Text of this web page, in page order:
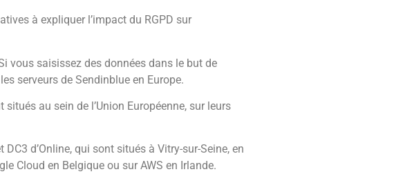
à expliquer l’impact du RGPD sur
vous saisissez des données dans le but de
serveurs de Sendinblue en Europe.
au sein de l’Union Européenne, sur leurs
d’Online, qui sont situés à Vitry-sur-Seine, en
Cloud en Belgique ou sur AWS en Irlande.